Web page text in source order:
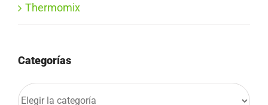
Thermomix
Categorías
Categorías